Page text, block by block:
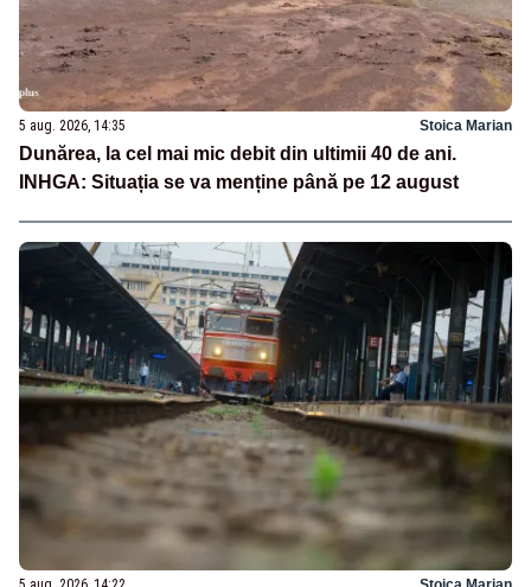
5 aug. 2026, 14:35 Stoica Marian
Dunărea, la cel mai mic debit din ultimii 40 de ani.
INHGA: Situația se va menține până pe 12 august